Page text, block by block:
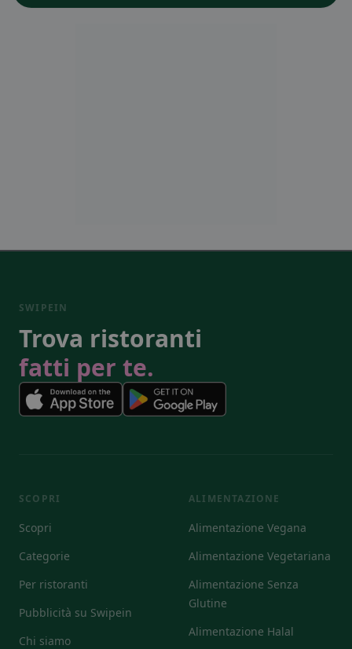
SWIPEIN
Trova ristoranti
fatti per te.
SCOPRI
Scopri
Categorie
Per ristoranti
Pubblicità su Swipein
Chi siamo
ALIMENTAZIONE
Alimentazione Vegana
Alimentazione Vegetariana
Alimentazione Senza
Glutine
Alimentazione Halal